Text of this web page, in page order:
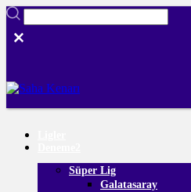
Süper Lig
Galatasaray